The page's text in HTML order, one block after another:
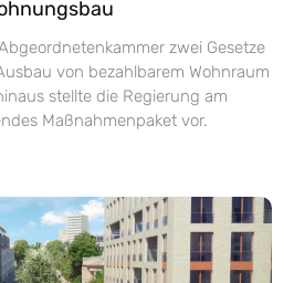
zwei Gesetze
von bezahlbarem Wohnraum
stellte die Regierung am
Maßnahmenpaket vor.